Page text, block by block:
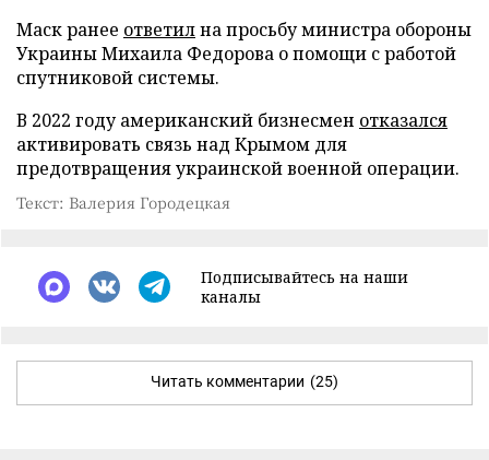
Маск ранее ответилна просьбу министра обороны
Украины Михаила Федорова о помощи с работой
спутниковой системы.
В 2022 году американский бизнесмен отказался
активировать связь над Крымом для
предотвращения украинской военной операции.
Текст: Валерия Городецкая
Подписывайтесь на наши
каналы
Читать комментарии (25)